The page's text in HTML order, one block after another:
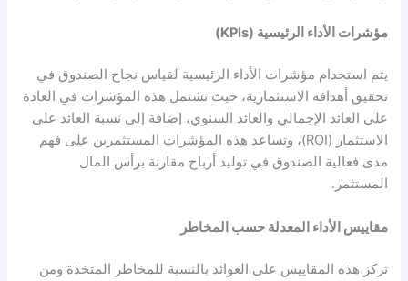
مؤشرات الأداء الرئيسية (KPIs)
يتم استخدام مؤشرات الأداء الرئيسية لقياس نجاح الصندوق في
تحقيق أهدافه الاستثمارية، حيث تشتمل هذه المؤشرات في العادة
على العائد الإجمالي والعائد السنوي، إضافة إلى نسبة العائد على
الاستثمار (ROI)، وتساعد هذه المؤشرات المستثمرين على فهم
مدى فعالية الصندوق في توليد أرباح مقارنة برأس المال
المستثمر.
مقاييس الأداء المعدلة حسب المخاطر
تركز هذه المقاييس على العوائد بالنسبة للمخاطر المتخذة ومن